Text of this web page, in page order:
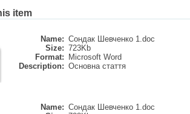
item
Name: Сондак Шевченко 1.doc
Size: 723Kb
Format:
Microsoft Word
Description: Основна стаття
Name: Сондак Шевченко 1.doc